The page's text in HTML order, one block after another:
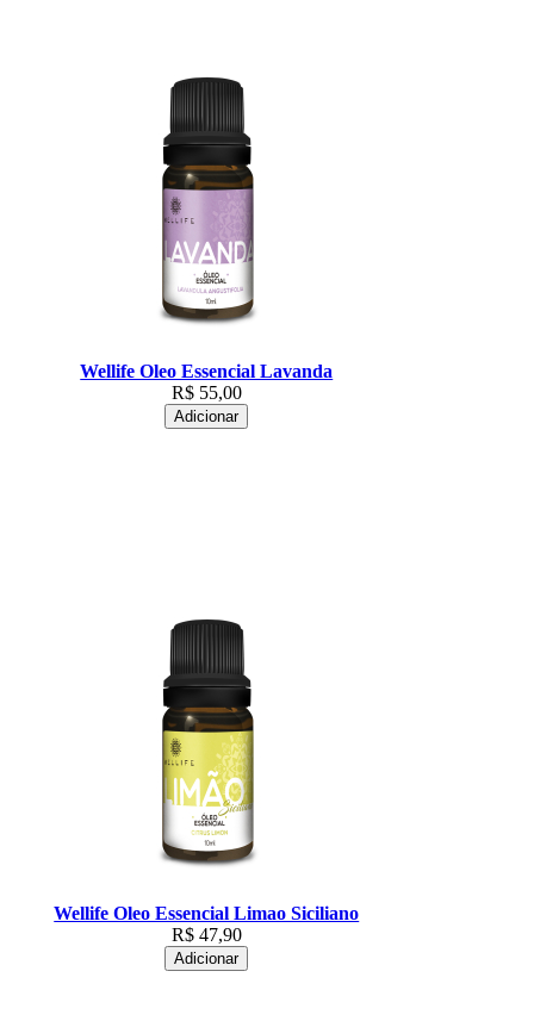
Wellife Oleo Essencial Lavanda
R$ 55,00
Adicionar
Wellife Oleo Essencial Limao Siciliano
R$ 47,90
Adicionar